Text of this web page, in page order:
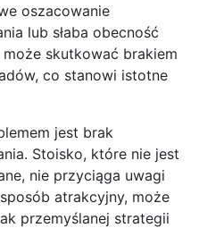
oszacowanie
lub słaba obecność
skutkować brakiem
co stanowi istotne
jest brak
Stoisko, które nie jest
nie przyciąga uwagi
atrakcyjny, może
przemyślanej strategii